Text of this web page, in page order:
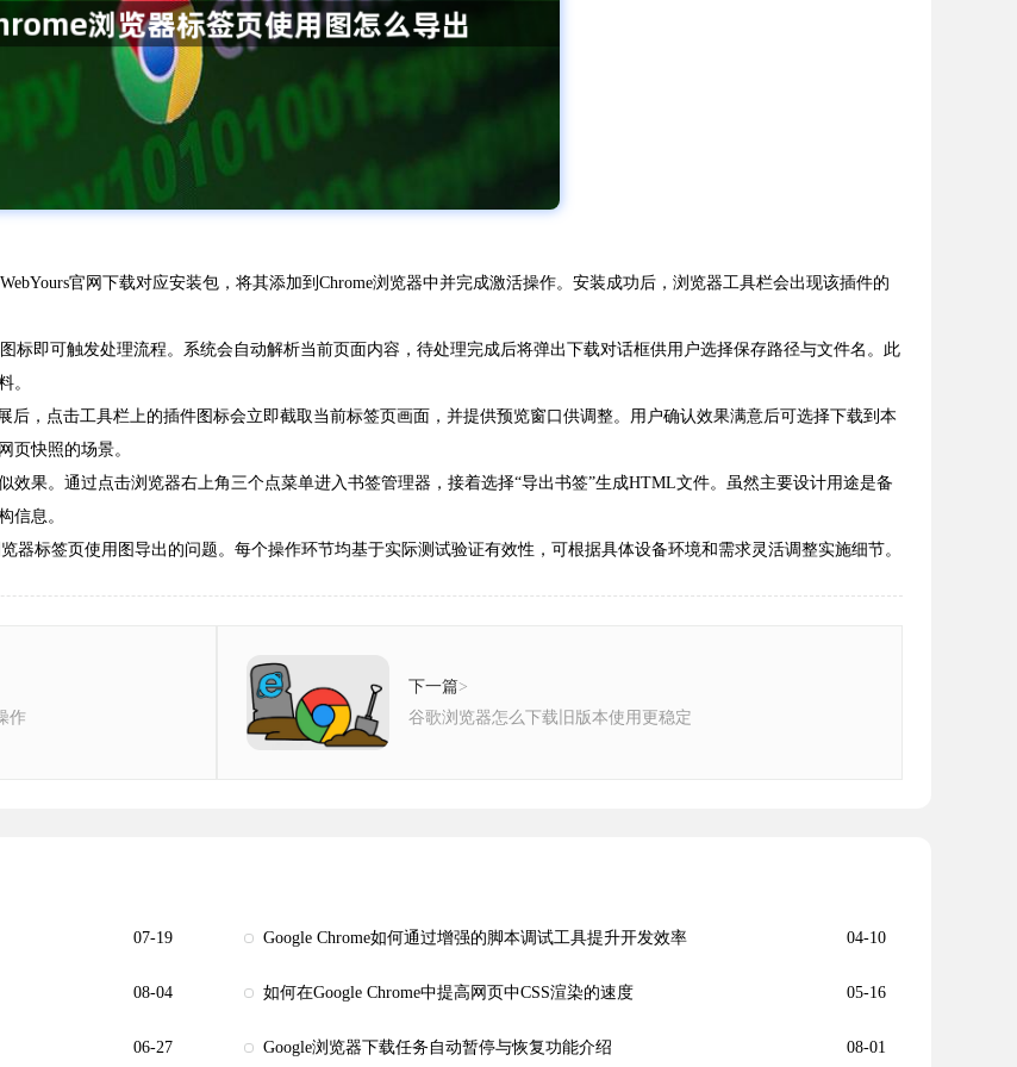
官网下载对应安装包，将其添加到Chrome浏览器中并完成激活操作。安装成功后，浏览器工具栏会出现该插件的
标即可触发处理流程。系统会自动解析当前页面内容，待处理完成后将弹出下载对话框供用户选择保存路径与文件名。此
。
后，点击工具栏上的插件图标会立即截取当前标签页画面，并提供预览窗口供调整。用户确认效果满意后可选择下载到本
页快照的场景。
果。通过点击浏览器右上角三个点菜单进入书签管理器，接着选择“导出书签”生成HTML文件。虽然主要设计用途是备
信息。
器标签页使用图导出的问题。每个操作环节均基于实际测试验证有效性，可根据具体设备环境和需求灵活调整实施细节。
作
下一篇>
谷歌浏览器怎么下载旧版本使用更稳定
07-19 Google Chrome如何通过增强的脚本调试工具提升开发效率 04-10
08-04 如何在Google Chrome中提高网页中CSS渲染的速度 05-16
06-27 Google浏览器下载任务自动暂停与恢复功能介绍 08-01